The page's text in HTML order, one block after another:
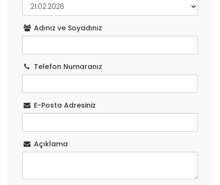
Adınız ve Soyadınız
Telefon Numaranız
E-Posta Adresiniz
Açıklama